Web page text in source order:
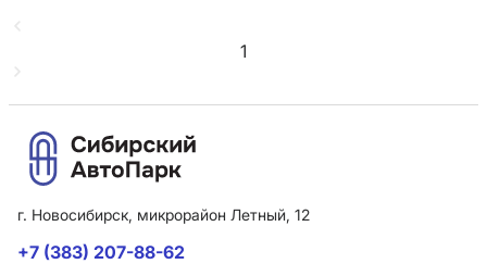
1
г. Новосибирск, микрорайон Летный, 12
+7 (383) 207-88-62